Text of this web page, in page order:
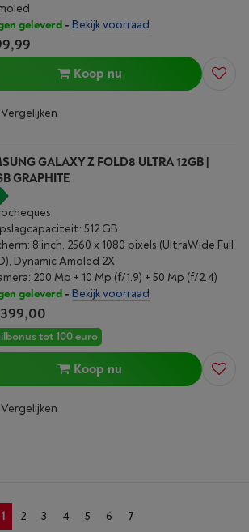
geleverd- Bekijk voorraad
Koop nu
Vergelijken
GALAXY Z FOLD8 ULTRA 12GB |
GRAPHITE
512 GB
8 inch, 2560 x 1080 pixels (UltraWide Full
Dynamic Amoled 2X
200 Mp + 10 Mp (f/1.9) + 50 Mp (f/2.4)
geleverd- Bekijk voorraad
tot 100 euro
Koop nu
Vergelijken
1 2 3 4 5 6 7